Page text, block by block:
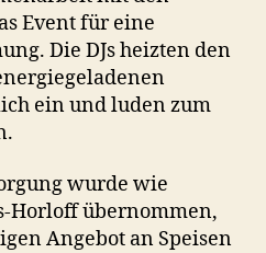
Event für eine
Die DJs heizten den
ein und luden zum
wurde wie
Horloff übernommen,
Angebot an Speisen